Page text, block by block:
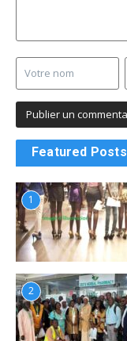
Featured Posts
1
2